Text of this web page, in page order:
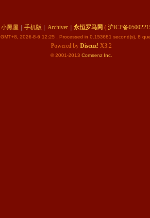
小黑屋 手机版 Archiver 永恒罗马网 ( 沪ICP备
GMT+8, 2026-8-6 12:25 , Processed in 0.153681 second(s), 8
Powered by Discuz! X3.2
© 2001-2013 Comsenz Inc.